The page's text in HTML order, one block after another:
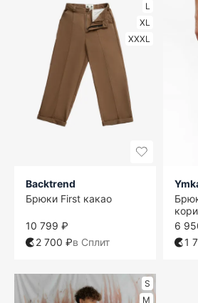
L
XL
XXXL
Backtrend
Брюки First какао
10 799 ₽
2 700 ₽в Сплит
6
1
S
M